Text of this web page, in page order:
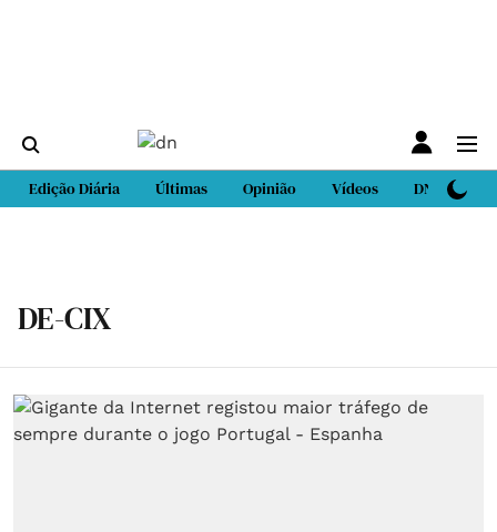
Edição Diária Últimas Opinião Vídeos DN Sport
DE-CIX